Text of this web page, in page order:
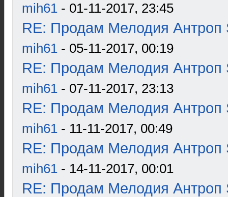
mih61 - 01-11-2017, 23:45
RE: Продам Мелодия Антроп
mih61 - 05-11-2017, 00:19
RE: Продам Мелодия Антроп
mih61 - 07-11-2017, 23:13
RE: Продам Мелодия Антроп
mih61 - 11-11-2017, 00:49
RE: Продам Мелодия Антроп
mih61 - 14-11-2017, 00:01
RE: Продам Мелодия Антроп